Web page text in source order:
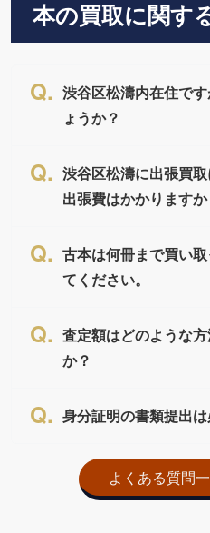
本の買取に関す
渋谷区松濤内在住で
ょうか？
渋谷区松濤に出張買取
出張費はかかりますか
古本は何冊まで買い
てください。
査定額はどのような
か？
身分証明の書類提出
よくある質問